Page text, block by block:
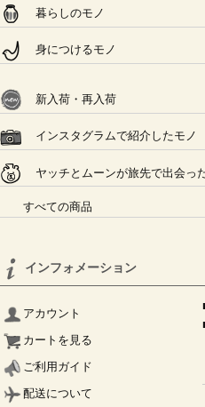
暮らしのモノ
身につけるモノ
新入荷・再入荷
インスタグラムで紹介したモノ
ヤッチとムーンが旅先で出会っ
すべての商品
インフォメーション
アカウント
カートを見る
ご利用ガイド
配送について